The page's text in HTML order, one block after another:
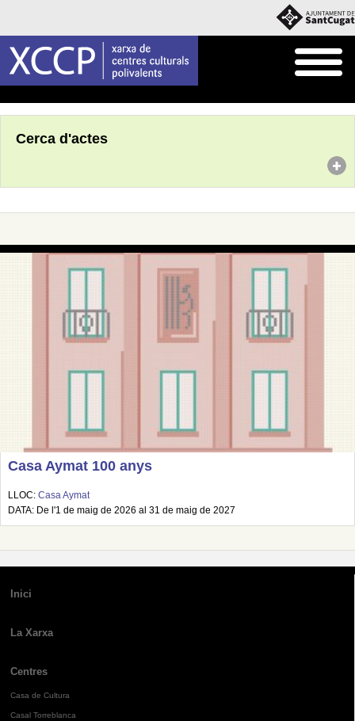
Cerca d'actes
Casa Aymat 100 anys
LLOC: Casa Aymat
DATA: De l'1 de maig de 2026 al 31 de maig de 2027
Inici
La Xarxa
Centres
Casa de Cultura
Casal Torreblanca